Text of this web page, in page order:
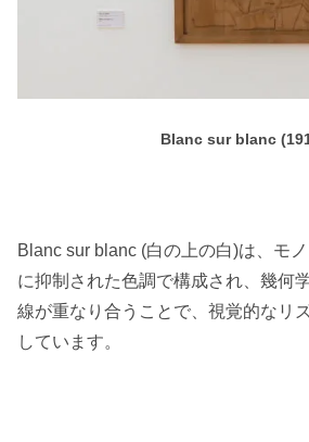
Blanc sur blanc
Blanc sur blanc (白の上の白)は、モ
に抑制された色調で構成され、幾何
線が重なり合うことで、視覚的なリ
しています。